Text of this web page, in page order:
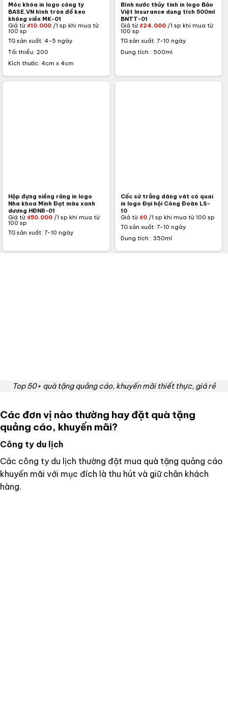
Móc khóa in logo công ty
BASE.VN hình tròn đổ keo
không viền MK-01
Giá từ ₫10.000 /1 sp khi mua từ
100 sp
TG sản xuất: 4-5 ngày
Tối thiểu: 200
Kích thước: 4cm x 4cm
Bình nước thủy tinh in logo Bảo
Việt Insurance dung tích 500ml
BNTT-01
Giá từ ₫24.000/1 sp khi mua từ
100 sp
TG sản xuất: 7-10 ngày
Dung tích : 500ml
Hộp đựng niềng răng in logo
Nha khoa Minh Đạt màu xanh
dương HĐNR-01
Giá từ ₫50.000 /1 sp khi mua từ
100 sp
TG sản xuất: 7-10 ngày
Cốc sứ trắng dáng vát có quai
in logo Đại hội Công Đoàn LS-
10
Giá từ ₫0/1 sp khi mua từ 100 sp
TG sản xuất: 7-10 ngày
Dung tích : 350ml
Top 50+ quà tặng quảng cáo, khuyến mãi thiết thực, giá rẻ
Các đơn vị nào thường hay đặt quà tặng
quảng cáo, khuyến mãi?
Công ty du lịch
Các công ty du lịch thường đặt mua quà tặng quảng cáo
khuyến mãi với mục đích là thu hút và giữ chân khách
hàng.